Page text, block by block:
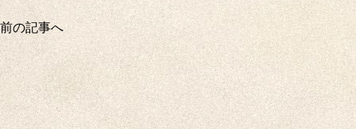
前の記事へ